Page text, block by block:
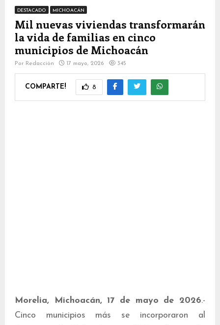
DESTACADO MICHOACÁN
Mil nuevas viviendas transformarán
la vida de familias en cinco
municipios de Michoacán
Por Redacción 17 mayo, 2026 345
COMPARTE! 8
Morelia, Michoacán, 17 de mayo de 2026.-
Cinco municipios más se incorporaron al